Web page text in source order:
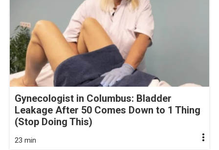
Gynecologist in Columbus: Bladder
Leakage After 50 Comes Down to 1 Thing
(Stop Doing This)
23 min